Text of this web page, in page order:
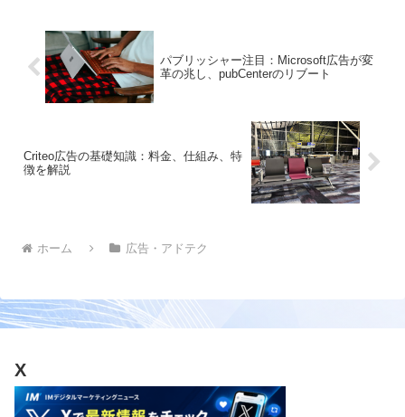
パブリッシャー注目：Microsoft広告が変
革の兆し、pubCenterのリブート
Criteo広告の基礎知識：料金、仕組み、特
徴を解説
ホーム 広告・アドテク
X